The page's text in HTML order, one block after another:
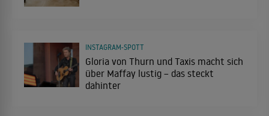
Gloria von Thurn und Taxis macht sich
über Maffay lustig – das steckt
dahinter
INSTAGRAM-SPOTT